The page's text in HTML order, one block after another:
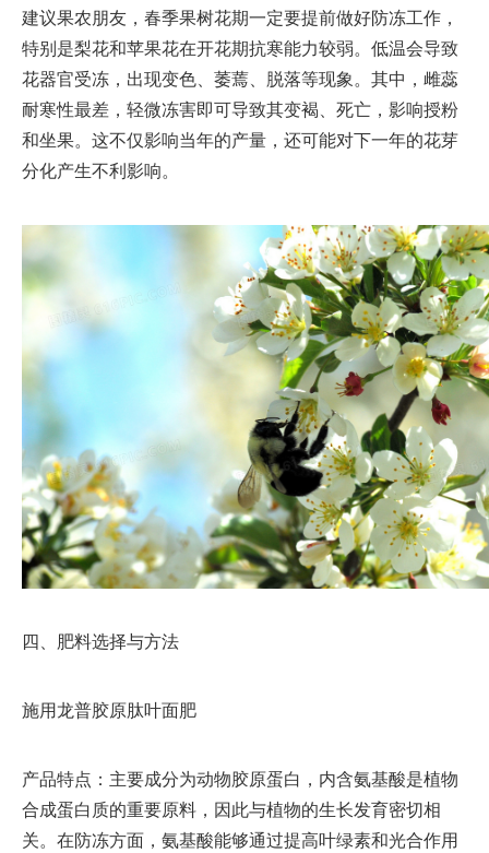
建议果农朋友，春季果树花期一定要提前做好防冻工作，
特别是梨花和苹果花在开花期抗寒能力较弱。低温会导致
花器官受冻，出现变色、萎蔫、脱落等现象。其中，雌蕊
耐寒性最差，轻微冻害即可导致其变褐、死亡，影响授粉
和坐果。这不仅影响当年的产量，还可能对下一年的花芽
分化产生不利影响。
四、肥料选择与方法
施用龙普胶原肽叶面肥
产品特点：主要成分为动物胶原蛋白，内含氨基酸是植物
合成蛋白质的重要原料，因此与植物的生长发育密切相
关。在防冻方面，氨基酸能够通过提高叶绿素和光合作用